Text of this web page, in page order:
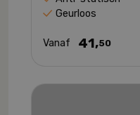
Geurloos
Vanaf 41,50